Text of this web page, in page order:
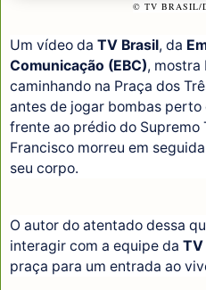
© TV BRASIL/
Um vídeo da TV Brasil, da
Comunicação (EBC), mostra
caminhando na Praça dos
antes de jogar bombas
frente ao prédio do Supremo
Francisco morreu em
seu corpo.
O autor do atentado dessa
interagir com a equipe da TV
praça para um entrada ao